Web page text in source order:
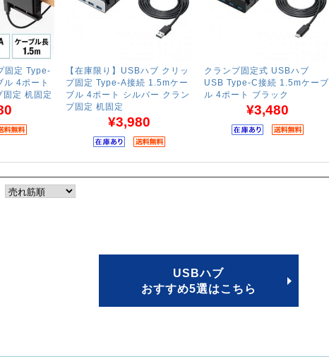
固定 Type-
4ポート
固定 机固定
【在庫限り】USBハブ クリッ
プ固定 Type-A接続 1.5mケー
ブル 4ポート シルバー クラン
プ固定 机固定
¥3,980
クランプ固定式 USBハブ
USB Type-C接続 1.5mケーブ
ル 4ポート ブラック
¥3,480
USBハブ
おすすめ5選はこちら